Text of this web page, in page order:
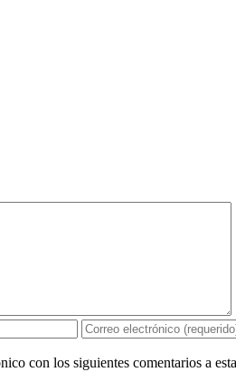
con los siguientes comentarios a